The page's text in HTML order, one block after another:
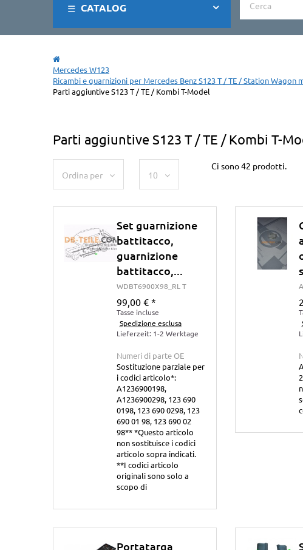
CATALOG
Mercedes W123
Ricambi e guarnizioni per Mercedes Benz S123 T / TE / Station Wagon
Parti aggiuntive S123 T / TE / Kombi T-Model
Parti aggiuntive S123 T / TE / Kombi T-
Ordina per 10
Ci sono 42 prodotti.
Set guarnizione
battitacco,
guarnizione
battitacco,...
WDBT6900X98_RL T
99,00 € *
Tasse incluse
Spedizione esclusa
Lieferzeit: 1-2 Werktage
Numeri di parte OE
Sostituzione parziale per
i codici articolo*:
A1236900198,
A1236900298, 123 690
0198, 123 690 0298, 123
690 01 98, 123 690 02
98** *Questo articolo
non sostituisce i codici
articolo sopra indicati.
**I codici articolo
originali sono solo a
scopo di
Portatarga